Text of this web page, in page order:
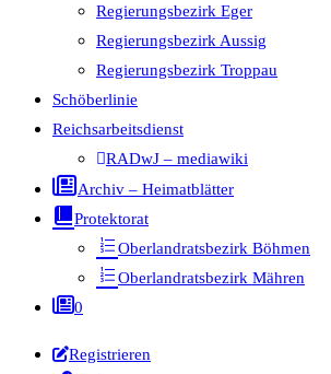
Regierungsbezirk Eger
Regierungsbezirk Aussig
Regierungsbezirk Troppau
Schöberlinie
Reichsarbeitsdienst
RADwJ – mediawiki
Archiv – Heimatblätter
Protektorat
Oberlandratsbezirk Böhmen
Oberlandratsbezirk Mähren
0
Registrieren